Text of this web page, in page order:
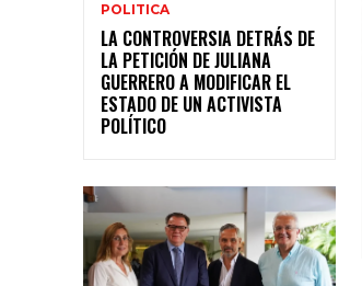
POLITICA
LA CONTROVERSIA DETRÁS DE
LA PETICIÓN DE JULIANA
GUERRERO A MODIFICAR EL
ESTADO DE UN ACTIVISTA
POLÍTICO